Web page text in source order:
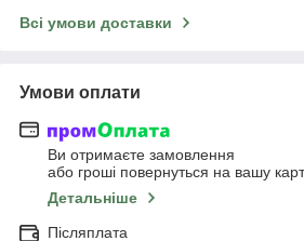
Всі умови доставки
Умови оплати
Ви отримаєте замовлення
або гроші повернуться на вашу
Детальніше
Післяплата